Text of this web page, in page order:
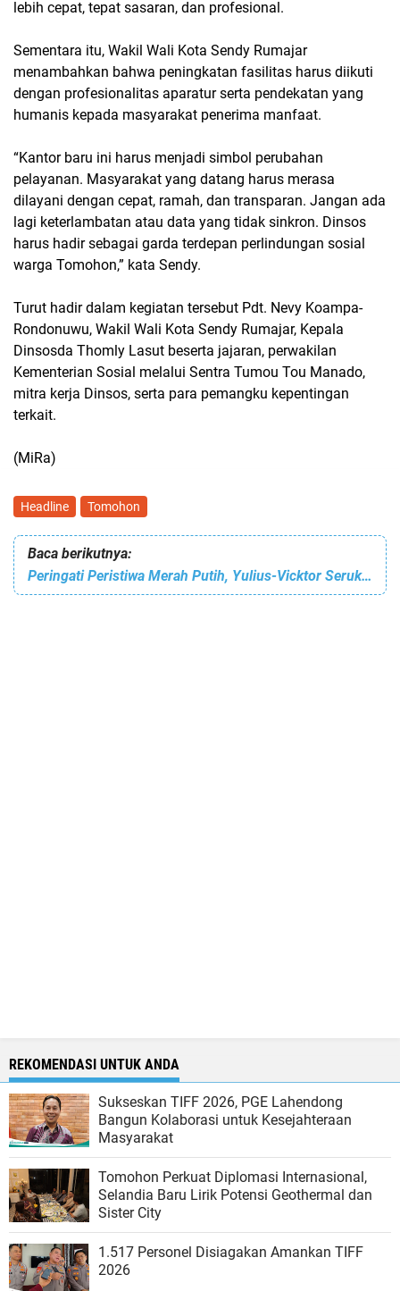
lebih cepat, tepat sasaran, dan profesional.
Sementara itu, Wakil Wali Kota Sendy Rumajar
menambahkan bahwa peningkatan fasilitas harus diikuti
dengan profesionalitas aparatur serta pendekatan yang
humanis kepada masyarakat penerima manfaat.
“Kantor baru ini harus menjadi simbol perubahan
pelayanan. Masyarakat yang datang harus merasa
dilayani dengan cepat, ramah, dan transparan. Jangan ada
lagi keterlambatan atau data yang tidak sinkron. Dinsos
harus hadir sebagai garda terdepan perlindungan sosial
warga Tomohon,” kata Sendy.
Turut hadir dalam kegiatan tersebut Pdt. Nevy Koampa-
Rondonuwu, Wakil Wali Kota Sendy Rumajar, Kepala
Dinsosda Thomly Lasut beserta jajaran, perwakilan
Kementerian Sosial melalui Sentra Tumou Tou Manado,
mitra kerja Dinsos, serta para pemangku kepentingan
terkait.
(MiRa)
Headline Tomohon
Baca berikutnya:
Peringati Peristiwa Merah Putih, Yulius-Vicktor Serukan Pengibaran Bendera
REKOMENDASI UNTUK ANDA
Sukseskan TIFF 2026, PGE Lahendong
Bangun Kolaborasi untuk Kesejahteraan
Masyarakat
Tomohon Perkuat Diplomasi Internasional,
Selandia Baru Lirik Potensi Geothermal dan
Sister City
1.517 Personel Disiagakan Amankan TIFF
2026